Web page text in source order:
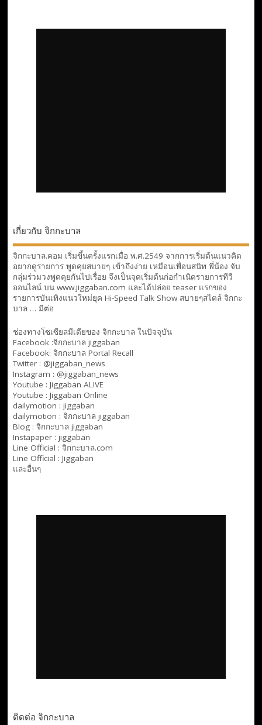
เกี่ยวกับ จิกกะบาล
จิกกะบาล.คอม เริ่มขึ้นครั้งแรกเมื่อ พ.ศ.2549 จากการเริ่มต้นแนวคิด
อยากดูรายการ พูดคุยสบายๆ เข้าถึงง่าย เหมือนเพื่อนสนิท พี่น้อง จับ
กลุ่มร่วมวงพูดคุยกันไปเรื่อย จึงเป็นจุดเริ่มต้นก่อกำเนิดรายการทีวี
ออนไลน์ บน www.jiggaban.com และได้ปล่อย teaser แรกของ
รายการบันเทิงแนวใหม่ยุค Hi-Speed Talk Show สบายๆสไตล์ จิกกะ
บาล … มีต่อ
ช่องทางโซเซียลมีเดียของ จิกกะบาล ในปัจจุบัน
Facebook :จิกกะบาล jiggaban
Facebook: จิกกะบาล Portal Recall
Twitter : @jiggaban_news
Instagram : @jiggaban_news
Youtube : Jiggaban ALIVE
Youtube : Jiggaban Online
dailymotion : jiggaban
dailymotion : จิกกะบาล jiggaban
Blog : จิกกะบาล jiggaban
Instapaper : jiggaban
Line Official : จิกกะบาล.com
Line Official : Jiggaban
และอื่นๆ
ติดต่อ จิกกะบาล